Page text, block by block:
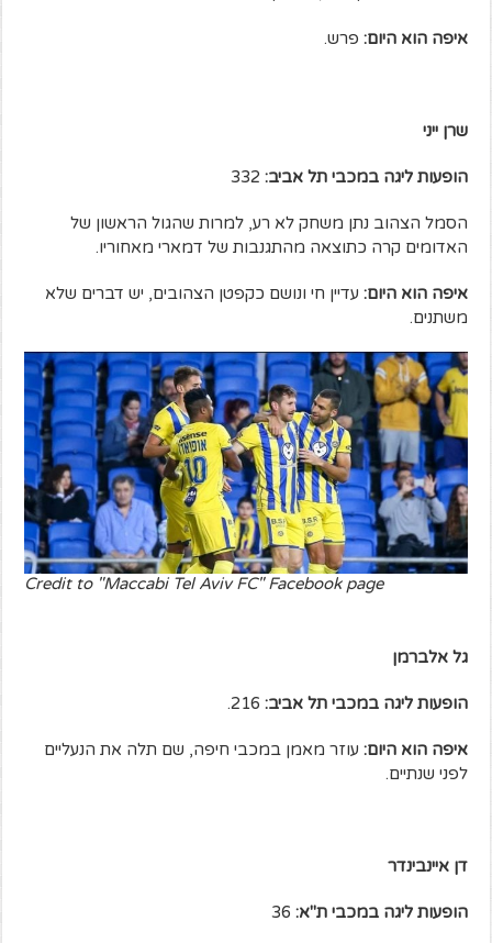
איפה הוא היום: פרש.
שרן ייני
הופעות ליגה במכבי תל אביב:
הסמל הצהוב נתן משחק לא רע, למרות שהגול הראשון של
האדומים קרה כתוצאה מהתגנבות של דמארי מאחוריו.
איפה הוא היום: עדיין חי ונושם כקפטן הצהובים, יש דברים שלא
משתנים.
Credit to "Maccabi Tel Aviv FC" Facebook page
גל אלברמן
הופעות ליגה במכבי תל אביב:
איפה הוא היום: עוזר מאמן במכבי חיפה, שם תלה את הנעליים
לפני שנתיים.
דן איינבינדר
הופעות ליגה במכבי ת"א: